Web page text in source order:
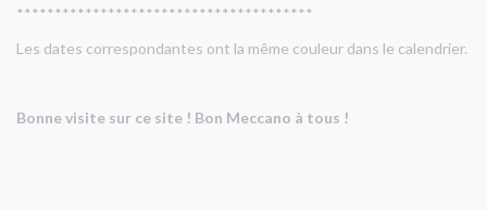
***************************************
Les dates correspondantes ont la même couleur dans le calendrier.
Bonne visite sur ce site ! Bon Meccano à tous !